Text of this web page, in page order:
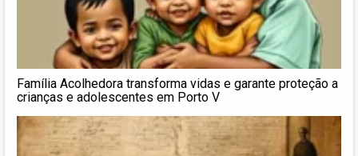
Família Acolhedora transforma vidas e garante proteção a
crianças e adolescentes em Porto V